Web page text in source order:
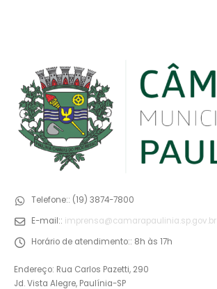
Telefone:: (19) 3874-7800
E-mail:: imprensa@camarapaulinia.sp.gov.br
Horário de atendimento:: 8h às 17h
Endereço: Rua Carlos Pazetti, 290
Jd. Vista Alegre, Paulínia-SP